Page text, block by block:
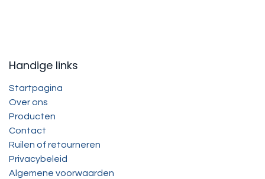
Handige links
Startpagina
Over ons
Producten
Contact
Ruilen of retourneren
Privacybeleid
Algemene voorwaarden